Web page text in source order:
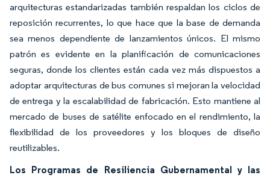
arquitecturas estandarizadas también respaldan los ciclos de
reposición recurrentes, lo que hace que la base de demanda
sea menos dependiente de lanzamientos únicos. El mismo
patrón es evidente en la planificación de comunicaciones
seguras, donde los clientes están cada vez más dispuestos a
adoptar arquitecturas de bus comunes si mejoran la velocidad
de entrega y la escalabilidad de fabricación. Esto mantiene al
mercado de buses de satélite enfocado en el rendimiento, la
flexibilidad de los proveedores y los bloques de diseño
reutilizables.
Los Programas de Resiliencia Gubernamental y las